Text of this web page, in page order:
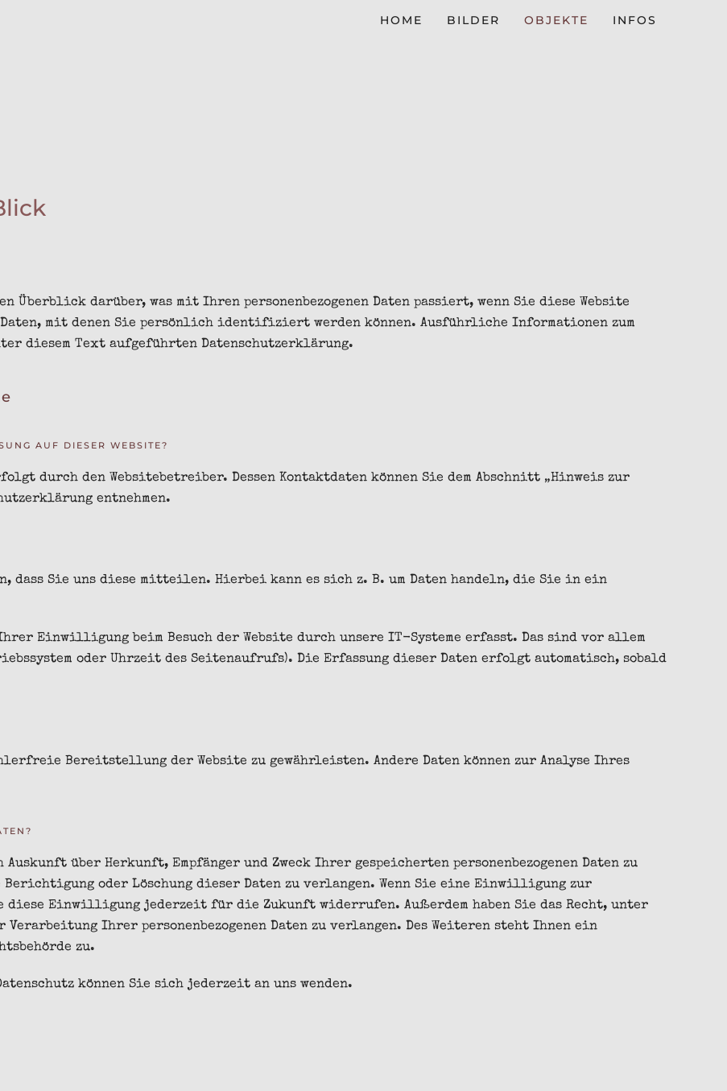
HOME BILDER OBJEKTE INFOS
Überblick darüber, was mit Ihren personenbezogenen Daten passiert, wenn Sie diese Website
Daten, mit denen Sie persönlich identifiziert werden können. Ausführliche Informationen zum
diesem Text aufgeführten Datenschutzerklärung.
AUF DIESER WEBSITE?
durch den Websitebetreiber. Dessen Kontaktdaten können Sie dem Abschnitt „Hinweis zur
entnehmen.
dass Sie uns diese mitteilen. Hierbei kann es sich z. B. um Daten handeln, die Sie in ein
Einwilligung beim Besuch der Website durch unsere IT-Systeme erfasst. Das sind vor allem
oder Uhrzeit des Seitenaufrufs). Die Erfassung dieser Daten erfolgt automatisch, sobald
Bereitstellung der Website zu gewährleisten. Andere Daten können zur Analyse Ihres
über Herkunft, Empfänger und Zweck Ihrer gespeicherten personenbezogenen Daten zu
oder Löschung dieser Daten zu verlangen. Wenn Sie eine Einwilligung zur
diese Einwilligung jederzeit für die Zukunft widerrufen. Außerdem haben Sie das Recht, unter
Verarbeitung Ihrer personenbezogenen Daten zu verlangen. Des Weiteren steht Ihnen ein
zu.
können Sie sich jederzeit an uns wenden.